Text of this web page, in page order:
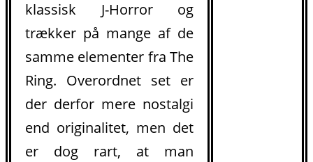
klassisk J-Horror og
trækker på mange af de
samme elementer fra The
Ring. Overordnet set er
der derfor mere nostalgi
end originalitet, men det
er dog rart, at man